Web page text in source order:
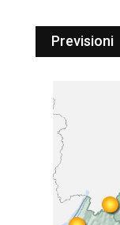
Previsioni